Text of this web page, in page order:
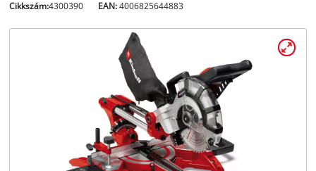
Cikkszám:4300390 EAN:4006825644883